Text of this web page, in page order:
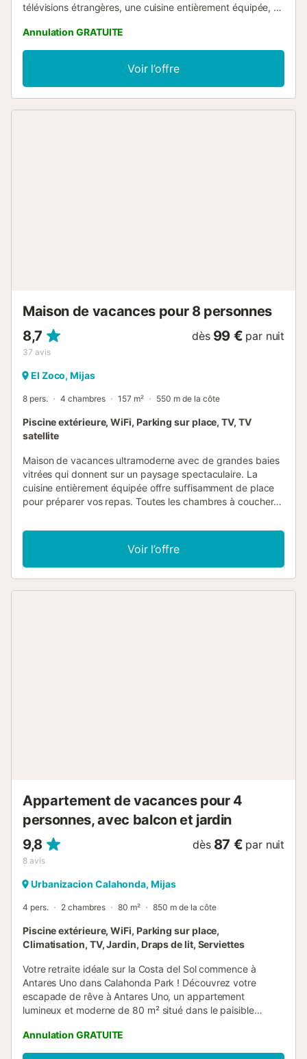
télévisions étrangères, une cuisine entièrement équipée, et
sécurité privée, est à seulement 10 minutes des célèbres
Marbella et Fuengirola, ainsi qu'à 25 minutes de l'aéroport
international de Málaga.À Mijas Costa, au cœur de la Costa
del Sol, Calanova GRAND Golf jouit d'une situation unique
et privilégiée, entouré d'installations de loisirs telles que la
Annulation GRATUITE
Voir l’offre
Maison de vacances pour 8 personnes
8,7
37 avis
dès 99 € par nuit
El Zoco, Mijas
8 pers. 4 chambres 157 m² 550 m de la côte
Piscine extérieure, WiFi, Parking sur place, TV, TV
satellite
Maison de vacances ultramoderne avec de grandes baies
vitrées qui donnent sur un paysage spectaculaire. La
cuisine entièrement équipée offre suffisamment de place
pour préparer vos repas. Toutes les chambres à coucher
chambre principale offre une vue privilégiée sur la piscine
et la Méditerranée. La belle terrasse avec voile d'ombrage
et meubles de jardin exquis, située juste en face de la
piscine, invite à des réunions et des repas romantiques
Voir l’offre
Appartement de vacances pour 4
personnes, avec balcon et jardin
9,8
8 avis
dès 87 € par nuit
Urbanizacion Calahonda, Mijas
4 pers. 2 chambres 80 m² 850 m de la côte
Piscine extérieure, WiFi, Parking sur place,
Climatisation, TV, Jardin, Draps de lit, Serviettes
Votre retraite idéale sur la Costa del Sol commence à
Antares Uno dans Calahonda Park ! Découvrez votre
escapade de rêve à Antares Uno, un appartement
lumineux et moderne de 80 m² situé dans le paisible
Parfait pour jusqu'à quatre personnes, ce logement de
vacances élégant allie confort et élégance, et vous offre
Annulation GRATUITE